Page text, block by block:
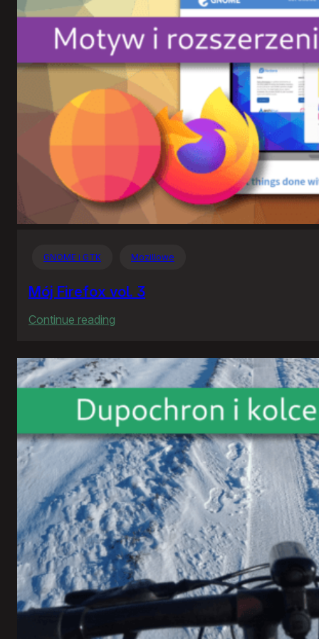
GNOME i GTK Mozillowe
Mój Firefox vol. 3
Continue reading
Firefox
vol.